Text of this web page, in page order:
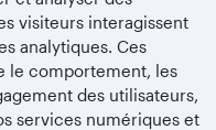
visiteurs interagissent
analytiques. Ces
le comportement, les
des utilisateurs,
services numériques et